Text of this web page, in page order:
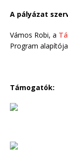
A pályázat
Vámos Robi, a
Program
Támogatók: